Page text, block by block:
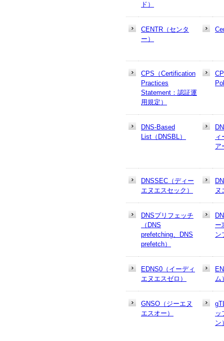
ド）
CENTR（センタ
ー）
CPS（Certification
Practices
Statement：認証運
用規定）
DNS-Based
List（DNSBL）
ィ
ア
DNSSEC（ディー
エヌエスセック）
ヌ
DNSプリフェッチ
（DNS
prefetching、DNS
prefetch）
ー
ン
EDNS0（イーディ
エヌエスゼロ）
ム
GNSO（ジーエヌ
エスオー）
ッ
ン